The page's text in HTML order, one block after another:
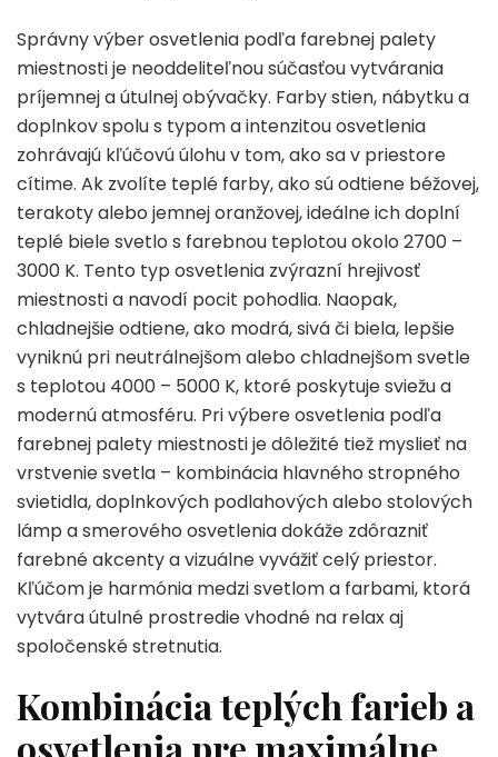
Správny výber osvetlenia podľa farebnej palety
miestnosti je neoddeliteľnou súčasťou vytvárania
príjemnej a útulnej obývačky. Farby stien, nábytku a
doplnkov spolu s typom a intenzitou osvetlenia
zohrávajú kľúčovú úlohu v tom, ako sa v priestore
cítime. Ak zvolíte teplé farby, ako sú odtiene béžovej,
terakoty alebo jemnej oranžovej, ideálne ich doplní
teplé biele svetlo s farebnou teplotou okolo 2700 –
3000 K. Tento typ osvetlenia zvýrazní hrejivosť
miestnosti a navodí pocit pohodlia. Naopak,
chladnejšie odtiene, ako modrá, sivá či biela, lepšie
vyniknú pri neutrálnejšom alebo chladnejšom svetle
s teplotou 4000 – 5000 K, ktoré poskytuje sviežu a
modernú atmosféru. Pri výbere osvetlenia podľa
farebnej palety miestnosti je dôležité tiež myslieť na
vrstvenie svetla – kombinácia hlavného stropného
svietidla, doplnkových podlahových alebo stolových
lámp a smerového osvetlenia dokáže zdôrazniť
farebné akcenty a vizuálne vyvážiť celý priestor.
Kľúčom je harmónia medzi svetlom a farbami, ktorá
vytvára útulné prostredie vhodné na relax aj
spoločenské stretnutia.
Kombinácia teplých farieb a